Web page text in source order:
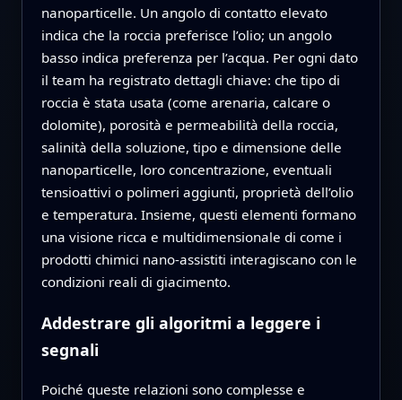
nanoparticelle. Un angolo di contatto elevato
indica che la roccia preferisce l’olio; un angolo
basso indica preferenza per l’acqua. Per ogni dato
il team ha registrato dettagli chiave: che tipo di
roccia è stata usata (come arenaria, calcare o
dolomite), porosità e permeabilità della roccia,
salinità della soluzione, tipo e dimensione delle
nanoparticelle, loro concentrazione, eventuali
tensioattivi o polimeri aggiunti, proprietà dell’olio
e temperatura. Insieme, questi elementi formano
una visione ricca e multidimensionale di come i
prodotti chimici nano-assistiti interagiscano con le
condizioni reali di giacimento.
Addestrare gli algoritmi a leggere i
segnali
Poiché queste relazioni sono complesse e